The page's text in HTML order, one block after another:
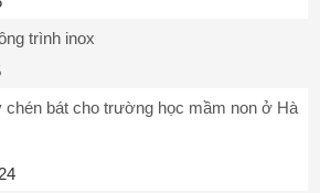
trình inox
chén bát cho trường học mầm non ở Hà